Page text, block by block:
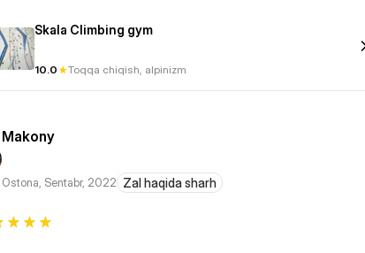
Skala Climbing gym
10.0 Toqqa chiqish, alpinizm
Makony
Ostona, Sentabr, 2022 Zal haqida sharh